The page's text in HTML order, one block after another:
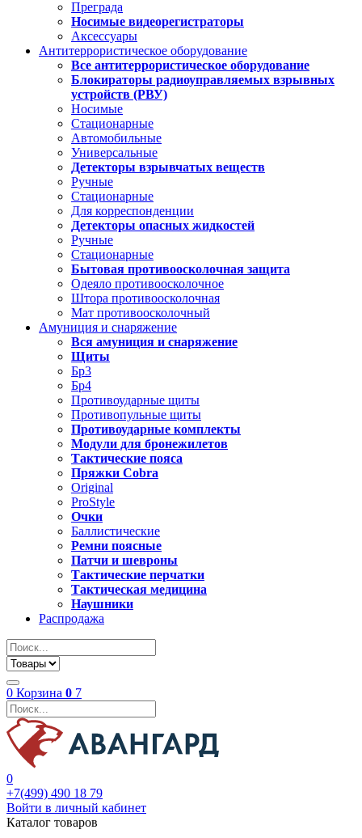
Преграда
Носимые видеорегистраторы
Аксессуары
Антитеррористическое оборудование
Все антитеррористическое оборудование
Блокираторы радиоуправляемых взрывных
устройств (РВУ)
Носимые
Стационарные
Автомобильные
Универсальные
Детекторы взрывчатых веществ
Ручные
Стационарные
Для корреспонденции
Детекторы опасных жидкостей
Ручные
Стационарные
Бытовая противоосколочная защита
Одеяло противоосколочное
Штора противоосколочная
Мат противоосколочный
Амуниция и снаряжение
Вся амуниция и снаряжение
Щиты
Бр3
Бр4
Противоударные щиты
Противопульные щиты
Противоударные комплекты
Модули для бронежилетов
Тактические пояса
Пряжки Cobra
Original
ProStyle
Очки
Баллистические
Ремни поясные
Патчи и шевроны
Тактические перчатки
Тактическая медицина
Наушники
Распродажа
0 Корзина 0 7
0
+7(499) 490 18 79
Войти в личный кабинет
Каталог товаров